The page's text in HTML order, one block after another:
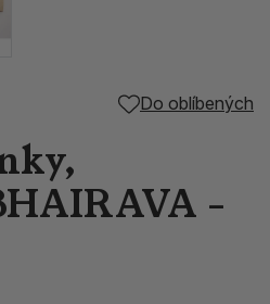
Do oblíbených
-